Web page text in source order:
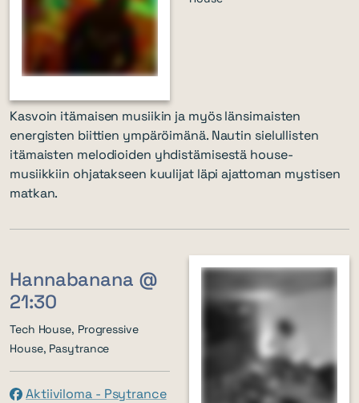
Kasvoin itämaisen musiikin ja myös länsimaisten
energisten biittien ympäröimänä. Nautin sielullisten
itämaisten melodioiden yhdistämisestä house-
musiikkiin ohjatakseen kuulijat läpi ajattoman mystisen
matkan.
Hannabanana @
21:30
Tech House, Progressive
House, Pasytrance
Aktiiviloma - Psytrance